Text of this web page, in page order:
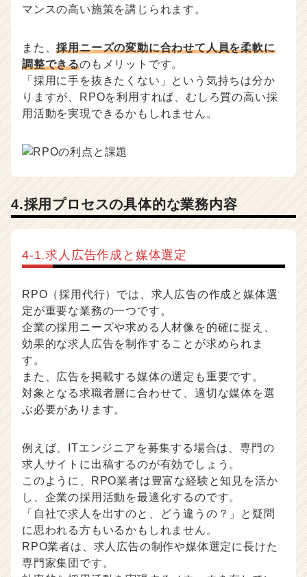
マンスの高い施策を講じられます。
また、採用ニーズの変動に合わせて人員を柔軟に
調整できるのもメリットです。
「採用に手を抜きたくない」という気持ちは分か
りますが、RPOを利用すれば、むしろ質の高い採
用活動を実現できるかもしれません。
4.採用プロセスの具体的な業務内容
4-1.求人広告作成と媒体選定
RPO（採用代行）では、求人広告の作成と媒体選
定が重要な業務の一つです。
企業の採用ニーズや求める人材像を的確に捉え、
効果的な求人広告を制作することが求められま
す。
また、広告を掲載する媒体の選定も重要です。
対象となる求職者層に合わせて、適切な媒体を選
ぶ必要があります。
例えば、ITエンジニアを募集する場合は、専門の
求人サイトに出稿するのが有効でしょう。
このように、RPO業者は豊富な経験と知見を活か
し、企業の採用活動を最適化するのです。
「自社で求人を出すのと、どう違うの？」と疑問
に思われる方もいるかもしれません。
RPO業者は、求人広告の制作や媒体選定に長けた
専門家集団です。